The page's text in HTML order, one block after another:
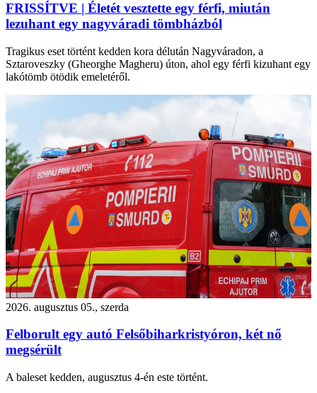
FRISSÍTVE | Életét vesztette egy férfi, miután
lezuhant egy nagyváradi tömbházból
Tragikus eset történt kedden kora délután Nagyváradon, a
Sztaroveszky (Gheorghe Magheru) úton, ahol egy férfi kizuhant egy
lakótömb ötödik emeletéről.
2026. augusztus 05., szerda
Felborult egy autó Felsőbiharkristyóron, két nő
megsérült
A baleset kedden, augusztus 4-én este történt.